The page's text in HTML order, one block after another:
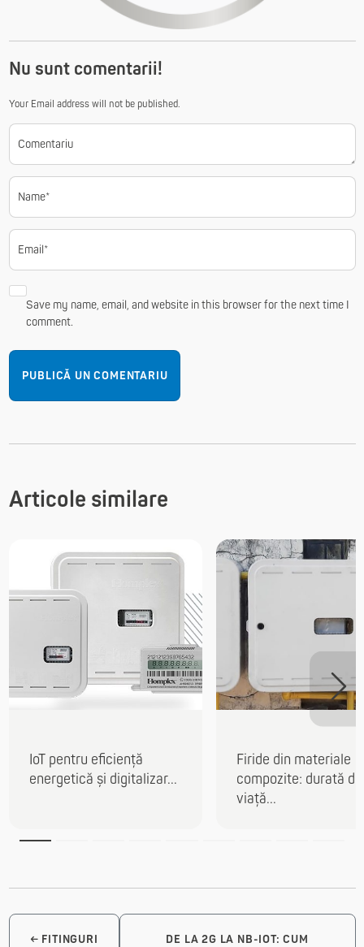
Nu sunt comentarii!
Your Email address will not be published.
Comentariu
Name*
Email*
Save my name, email, and website in this browser for the next time I
comment.
Articole similare
IoT pentru eficiență
energetică și digitalizar...
Firide din materiale
compozite: durată de
viață...
← FITINGURI
DE LA 2G LA NB-IOT: CUM